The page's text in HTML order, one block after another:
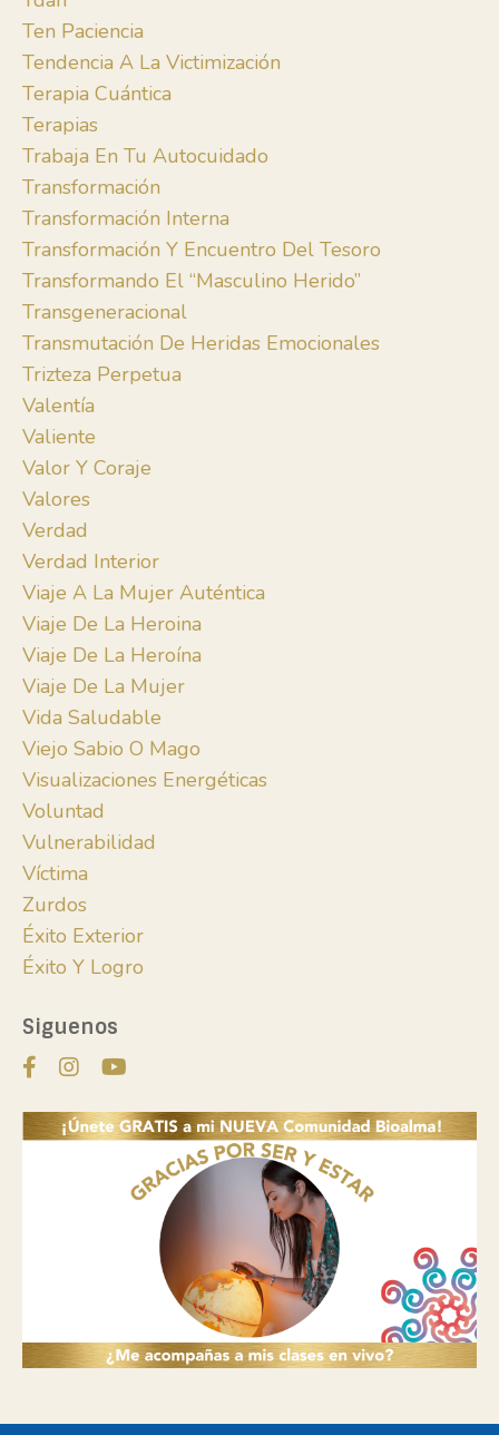
Ten Paciencia
Tendencia A La Victimización
Terapia Cuántica
Terapias
Trabaja En Tu Autocuidado
Transformación
Transformación Interna
Transformación Y Encuentro Del Tesoro
Transformando El “masculino Herido”
Transgeneracional
Transmutación De Heridas Emocionales
Trizteza Perpetua
Valentía
Valiente
Valor Y Coraje
Valores
Verdad
Verdad Interior
Viaje A La Mujer Auténtica
Viaje De La Heroina
Viaje De La Heroína
Viaje De La Mujer
Vida Saludable
Viejo Sabio O Mago
Visualizaciones Energéticas
Voluntad
Vulnerabilidad
Víctima
Zurdos
Éxito Exterior
Éxito Y Logro
Siguenos